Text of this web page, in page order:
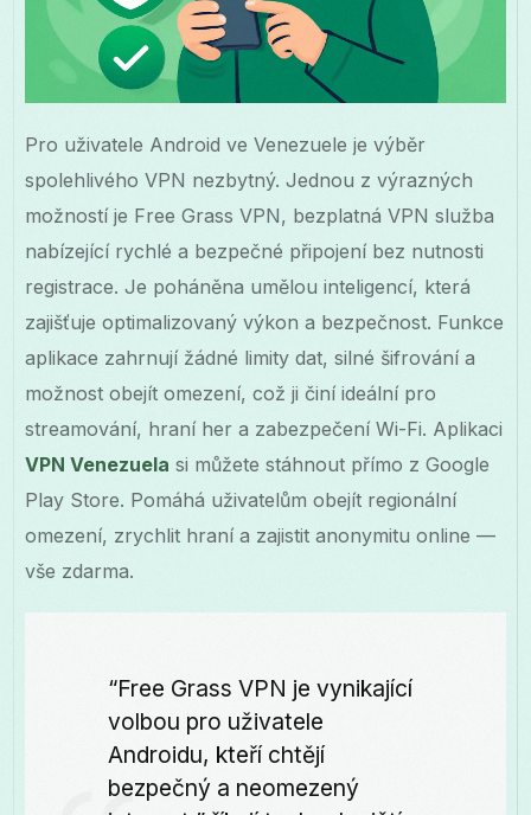
Pro uživatele Android ve Venezuele je výběr
spolehlivého VPN nezbytný. Jednou z výrazných
možností je Free Grass VPN, bezplatná VPN služba
nabízející rychlé a bezpečné připojení bez nutnosti
registrace. Je poháněna umělou inteligencí, která
zajišťuje optimalizovaný výkon a bezpečnost. Funkce
aplikace zahrnují žádné limity dat, silné šifrování a
možnost obejít omezení, což ji činí ideální pro
streamování, hraní her a zabezpečení Wi-Fi. Aplikaci
VPN Venezuela si můžete stáhnout přímo z Google
Play Store. Pomáhá uživatelům obejít regionální
omezení, zrychlit hraní a zajistit anonymitu online —
vše zdarma.
“Free Grass VPN je vynikající
volbou pro uživatele
Androidu, kteří chtějí
bezpečný a neomezený